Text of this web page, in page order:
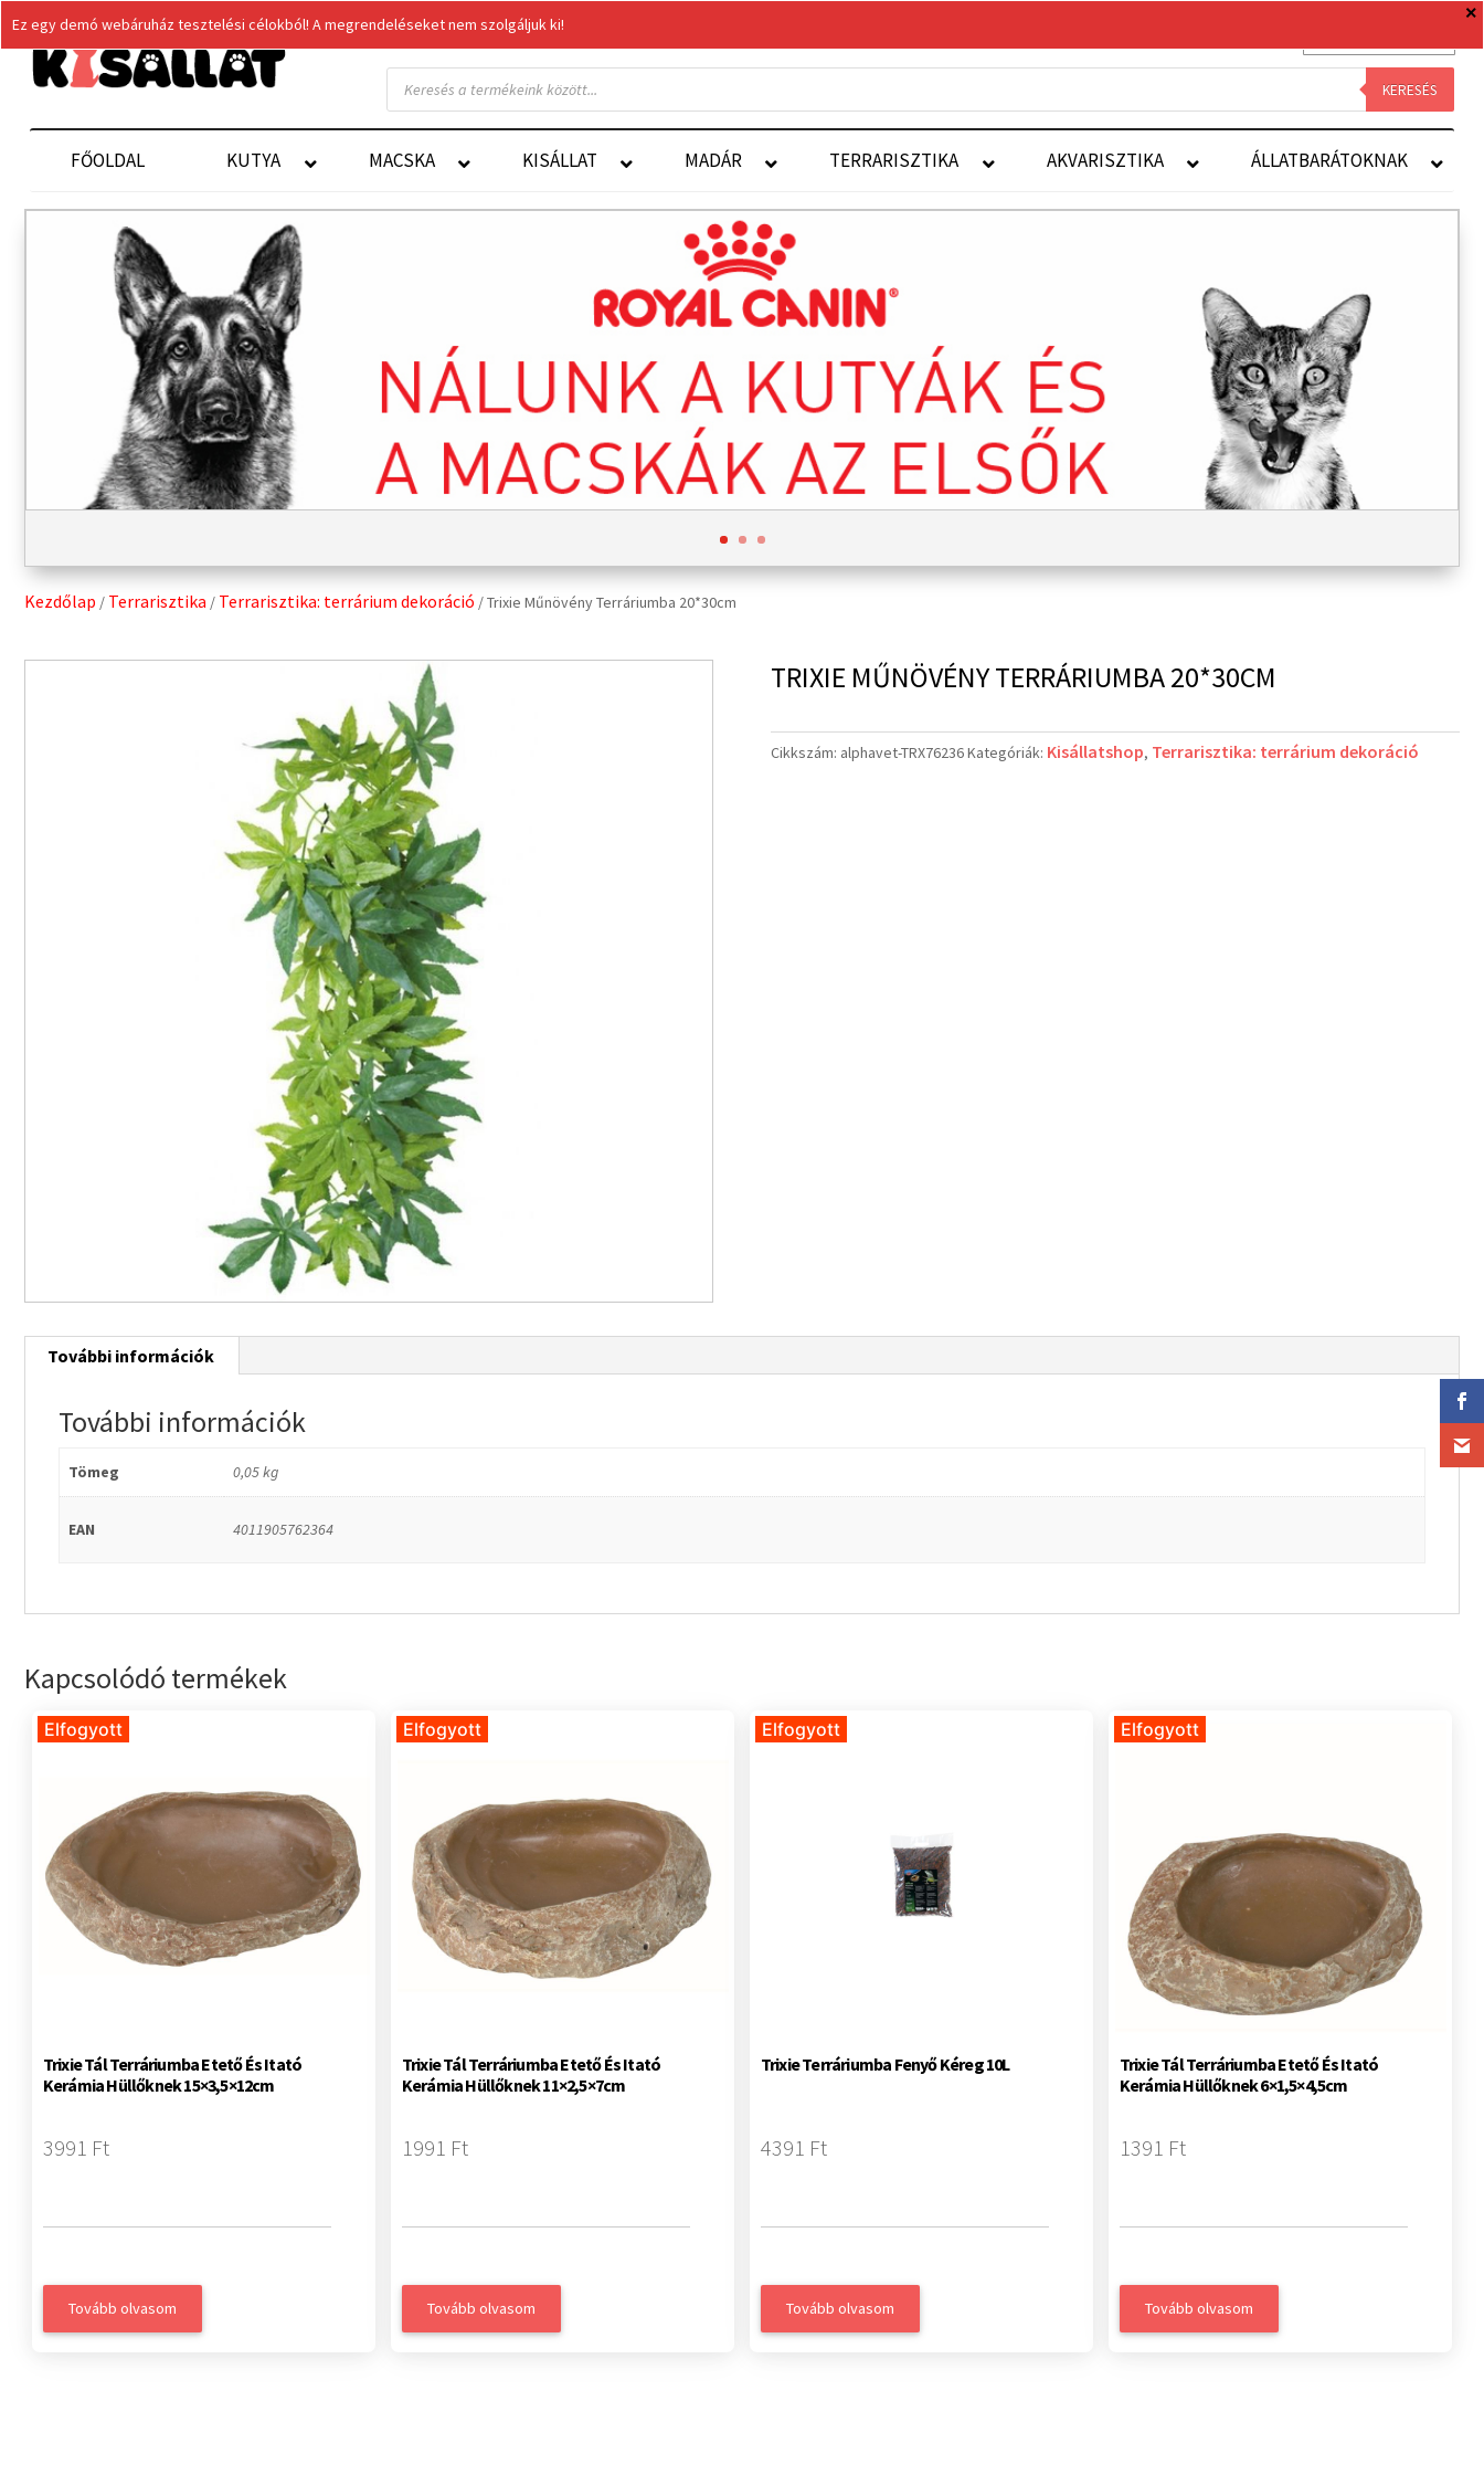
Products
search KERESÉS
FŐOLDAL KUTYA MACSKA KISÁLLAT MADÁR TERRARISZTIKA AKVARISZTIKA ÁLLATBARÁTOKNAK
Kezdőlap / Terrarisztika / Terrarisztika: terrárium dekoráció / Trixie Műnövény Terráriumba 20*30cm
TRIXIE MŰNÖVÉNY TERRÁRIUMBA 20*30CM
Cikkszám: alphavet-TRX76236Kategóriák: Kisállatshop, Terrarisztika: terrárium dekoráció
További információk
További információk
Tömeg 0,05 kg
EAN 4011905762364
Kapcsolódó termékek
Elfogyott
Trixie Tál Terráriumba Etető És Itató
Kerámia Hüllőknek 15×3,5×12cm
3991 Ft
Tovább olvasom
Elfogyott
Trixie Tál Terráriumba Etető És Itató
Kerámia Hüllőknek 11×2,5×7cm
1991 Ft
Tovább olvasom
Elfogyott
Trixie Terráriumba Fenyő Kéreg 10L
4391 Ft
Tovább olvasom
Elfogyott
Trixie Tál Terráriumba Etető És Itató
Kerámia Hüllőknek 6×1,5×4,5cm
1391 Ft
Tovább olvasom
Ez egy demó webáruház tesztelési célokból! A megrendeléseket nem szolgáljuk ki!